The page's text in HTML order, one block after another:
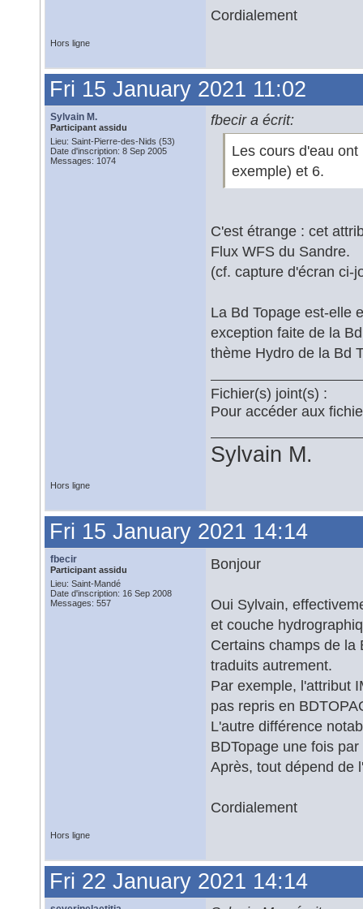
Cordialement
Hors ligne
Fri 15 January 2021 11:02
Sylvain M.
Participant assidu
Lieu: Saint-Pierre-des-Nids (53)
Date d'inscription: 8 Sep 2005
Messages: 1074
fbecir a écrit:
Les cours d'eau
exemple) et 6.
C'est étrange : cet
Flux WFS du Sandre.
(cf. capture d'écran ci-
La Bd Topage est-elle
exception faite de la
thème Hydro de la Bd
Fichier(s) joint(s) :
Pour accéder aux
Sylvain M.
Hors ligne
Fri 15 January 2021 14:14
fbecir
Participant assidu
Lieu: Saint-Mandé
Date d'inscription: 16 Sep 2008
Messages: 557
Bonjour
Oui Sylvain,
et couche
Certains champs de la
traduits autrement.
Par exemple, l'attribut
pas repris en
L'autre différence
BDTopage une fois par
Après, tout dépend de
Cordialement
Hors ligne
Fri 22 January 2021 14:14